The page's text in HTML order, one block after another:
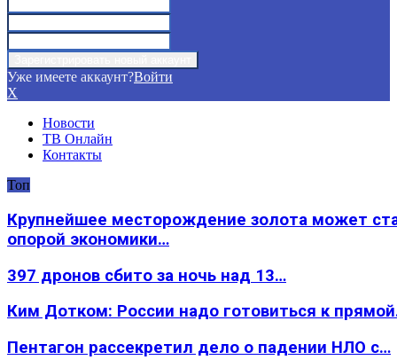
Уже имеете аккаунт?Войти
X
Новости
ТВ Онлайн
Контакты
Топ
Крупнейшее месторождение золота может
опорой экономики…
397 дронов сбито за ночь над 13…
Ким Дотком: России надо готовиться к
Пентагон рассекретил дело о падении НЛО с…